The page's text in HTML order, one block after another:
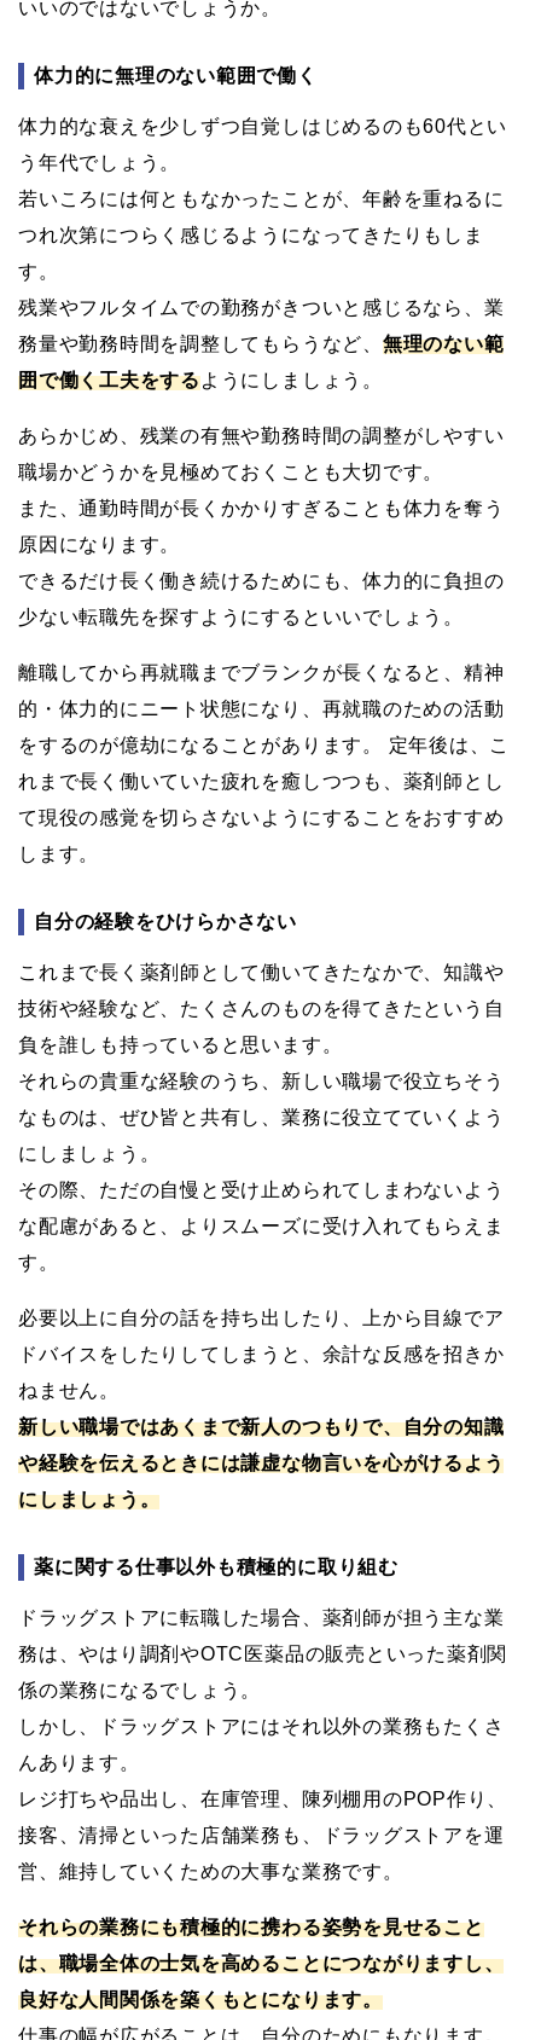
いいのではないでしょうか。
体力的に無理のない範囲で働く
体力的な衰えを少しずつ自覚しはじめるのも60代とい
う年代でしょう。
若いころには何ともなかったことが、年齢を重ねるに
つれ次第につらく感じるようになってきたりもしま
す。
残業やフルタイムでの勤務がきついと感じるなら、業
務量や勤務時間を調整してもらうなど、 無理のない範
囲で働く工夫をするようにしましょう。
あらかじめ、残業の有無や勤務時間の調整がしやすい
職場かどうかを見極めておくことも大切です。
また、通勤時間が長くかかりすぎることも体力を奪う
原因になります。
できるだけ長く働き続けるためにも、体力的に負担の
少ない転職先を探すようにするといいでしょう。
離職してから再就職までブランクが長くなると、精神
的・体力的にニート状態になり、再就職のための活動
をするのが億劫になることがあります。 定年後は、こ
れまで長く働いていた疲れを癒しつつも、薬剤師とし
て現役の感覚を切らさないようにすることをおすすめ
します。
自分の経験をひけらかさない
これまで長く薬剤師として働いてきたなかで、知識や
技術や経験など、たくさんのものを得てきたという自
負を誰しも持っていると思います。
それらの貴重な経験のうち、新しい職場で役立ちそう
なものは、ぜひ皆と共有し、業務に役立てていくよう
にしましょう。
その際、ただの自慢と受け止められてしまわないよう
な配慮があると、よりスムーズに受け入れてもらえま
す。
必要以上に自分の話を持ち出したり、上から目線でア
ドバイスをしたりしてしまうと、余計な反感を招きか
ねません。
新しい職場ではあくまで新人のつもりで、自分の知識
や経験を伝えるときには謙虚な物言いを心がけるよう
にしましょう。
薬に関する仕事以外も積極的に取り組む
ドラッグストアに転職した場合、薬剤師が担う主な業
務は、やはり調剤やOTC医薬品の販売といった薬剤関
係の業務になるでしょう。
しかし、ドラッグストアにはそれ以外の業務もたくさ
んあります。
レジ打ちや品出し、在庫管理、陳列棚用のPOP作り、
接客、清掃といった店舗業務も、ドラッグストアを運
営、維持していくための大事な業務です。
それらの業務にも積極的に携わる姿勢を見せること
は、職場全体の士気を高めることにつながりますし、
良好な人間関係を築くもとになります。